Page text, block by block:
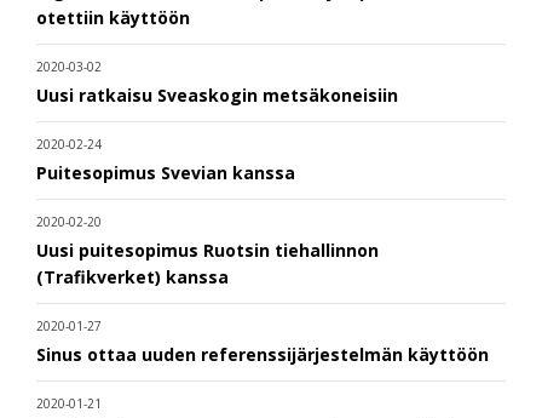
otettiin käyttöön
2020-03-02
Uusi ratkaisu Sveaskogin metsäkoneisiin
2020-02-24
Puitesopimus Svevian kanssa
2020-02-20
Uusi puitesopimus Ruotsin tiehallinnon
(Trafikverket) kanssa
2020-01-27
Sinus ottaa uuden referenssijärjestelmän käyttöön
2020-01-21